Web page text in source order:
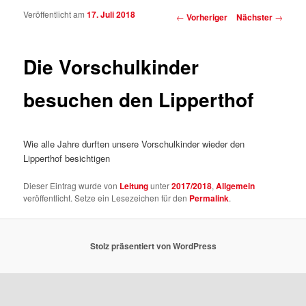
Beitragsnavigation
← Vorheriger Nächster →
Die Vorschulkinder
besuchen den Lipperthof
Veröffentlicht am17. Juli 2018
Wie alle Jahre durften unsere Vorschulkinder wieder den
Lipperthof besichtigen
Dieser Eintrag wurde von Leitungunter2017/2018,Allgemein
veröffentlicht. Setze ein Lesezeichen für den Permalink.
Stolz präsentiert von WordPress